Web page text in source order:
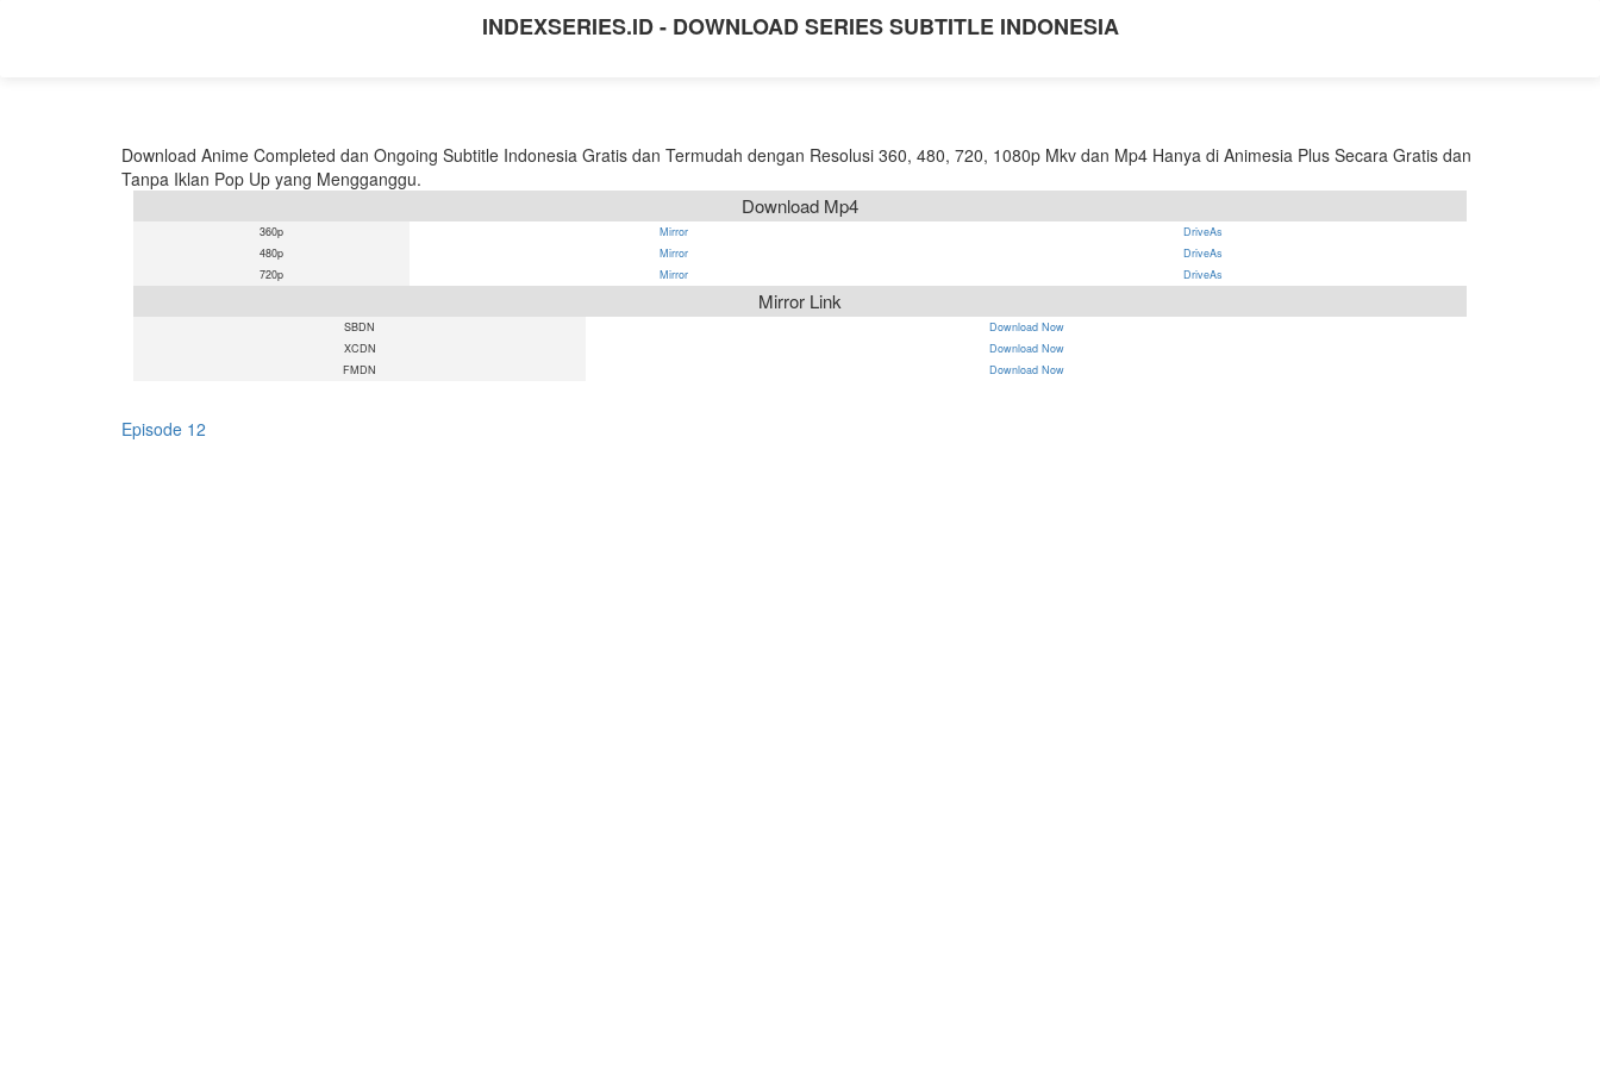
INDEXSERIES.ID - DOWNLOAD SERIES SUBTITLE INDONESIA
Download Anime Completed dan Ongoing Subtitle Indonesia Gratis dan Termudah dengan Resolusi 360, 480, 720, 1080p Mkv dan Mp4 Hanya di Animesia Plus Secara Gratis dan
Tanpa Iklan Pop Up yang Mengganggu.
Download Mp4
360p Mirror
DriveAs
480p
Mirror
DriveAs
720p
Mirror DriveAs
Mirror Link
SBDN
Download Now
XCDN
Download Now
FMDN
Download Now
Episode 12